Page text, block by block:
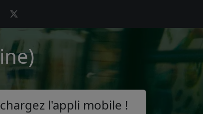
l'appli mobile !